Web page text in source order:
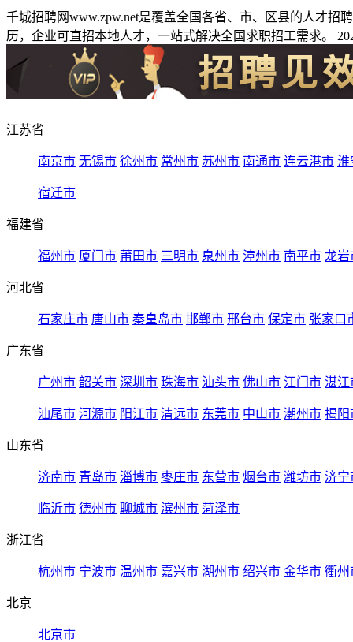
千城招聘网www.zpw.net是覆盖全国各省、市、区县的人才
历，企业可直招本地人才，一站式解决全国求职招工需求。
江苏省
南京市 无锡市 徐州市 常州市 苏州市 南通市 连云港市 淮
宿迁市
福建省
福州市 厦门市 莆田市 三明市 泉州市 漳州市 南平市 龙岩
河北省
石家庄市 唐山市 秦皇岛市 邯郸市 邢台市 保定市 张家口
广东省
广州市 韶关市 深圳市 珠海市 汕头市 佛山市 江门市 湛江
汕尾市 河源市 阳江市 清远市 东莞市 中山市 潮州市 揭阳
山东省
济南市 青岛市 淄博市 枣庄市 东营市 烟台市 潍坊市 济宁
临沂市 德州市 聊城市 滨州市 菏泽市
浙江省
杭州市 宁波市 温州市 嘉兴市 湖州市 绍兴市 金华市 衢州
北京
北京市